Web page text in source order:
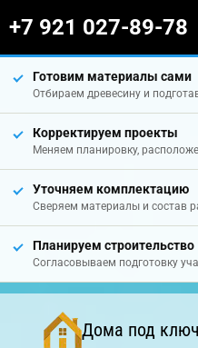
+7 921 027-89-78
Готовим материалы сами
Отбираем древесину и
Корректируем проекты
Меняем планировку,
Уточняем комплектацию
Сверяем материалы и состав
Планируем строительство
Согласовываем подготовку
Дома под